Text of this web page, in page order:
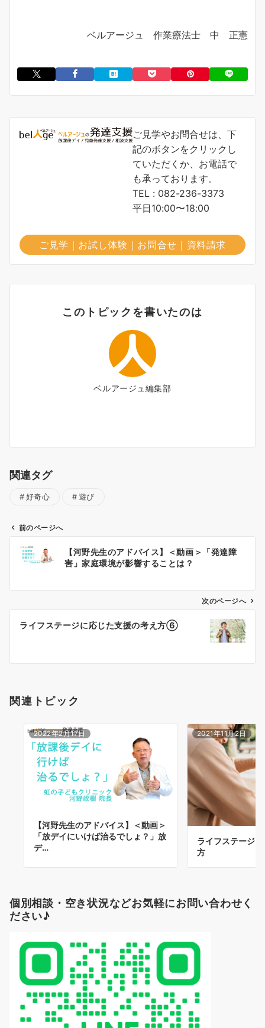
ベルアージュ 作業療法士 中 正憲
ご見学やお問合せは、下
記のボタンをクリックし
ていただくか、お電話で
も承っております。
TEL : 082-236-3373
平日10:00〜18:00
ご見学｜お試し体験｜お問合せ｜資料請求
このトピックを書いたのは
ベルアージュ編集部
関連タグ
好奇心 遊び
投
ゲ
シ
ン
前のページへ
【河野先生のアドバイス】＜動画＞「発達障
害」家庭環境が影響することは？
次のページへ
ライフステージに応じた支援の考え方⑥
関連トピック
2022年2月17日
【河野先生のアドバイス】＜動画＞
「放デイにいけば治るでしょ？」放
デ…
2021年11月2日
ライフステージ
方
個別相談・空き状況などお気軽にお問い合わせく
ださい♪